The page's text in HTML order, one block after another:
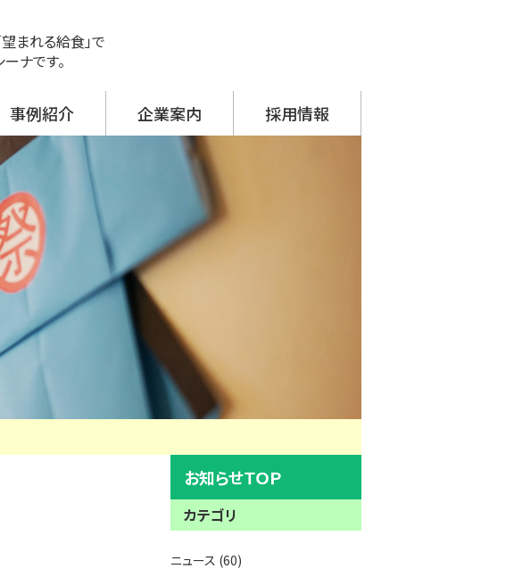
望まれる給食」で
ナです。
事例紹介 企業案内
SDGsへの取り組み
シーナグループ
・ システムプラネット
・ アーチスタッフサービス
採用情報
お知らせＴＯＰ
カテゴリ
ニュース (60)